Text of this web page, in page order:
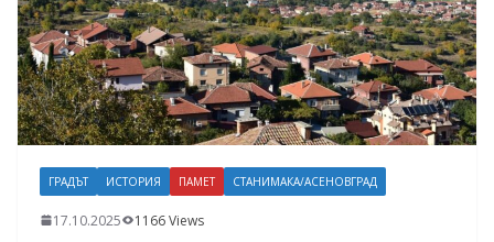
ГРАДЪТ ИСТОРИЯ ПАМЕТ СТАНИМАКА/АСЕНОВГРАД
17.10.2025 1166 Views